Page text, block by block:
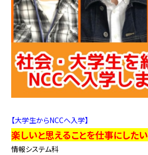
【大学生からNCCへ入学】
楽しいと思えることを仕事にしたい
情報システム科